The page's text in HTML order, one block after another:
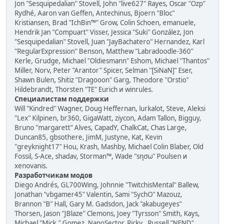
Jon "Sesquipedalian" Stovell, John "live627" Rayes, Oscar "Ozp"
Rydhé, Aaron van Geffen, Antechinus, Bjoern "Bloc"
Kristiansen, Brad "IchBin™" Grow, Colin Schoen, emanuele,
Hendrik Jan "Compuart" Visser, Jessica "Suki" González, Jon
"Sesquipedalian" Stovell, Juan "JayBachatero" Hernandez, Karl
"RegularExpression" Benson, Matthew "Labradoodle-360"
Kerle, Grudge, Michael "Oldiesmann" Eshom, Michael "Thantos"
Miller, Norv, Peter "Arantor" Spicer, Selman "[SiNaN]" Eser,
Shawn Bulen, Shitiz "Dragooon" Garg, Theodore "Orstio"
Hildebrandt, Thorsten "TE" Eurich и winrules.
Специалистам поддержки
Will "Kindred" Wagner, Doug Heffernan, lurkalot, Steve, Aleksi
"Lex" Kilpinen, br360, GigaWatt, ziycon, Adam Tallon, Bigguy,
Bruno "margarett" Alves, CapadY, ChalkCat, Chas Large,
Duncan85, gbsothere, JimM, Justyne, Kat, Kevin
"greyknight17" Hou, Krash, Mashby, Michael Colin Blaber, Old
Fossil, S-Ace, shadav, Storman™, Wade "sησω" Poulsen и
xenovanis.
Разработчикам модов
Diego Andrés, GL700Wing, Johnnie "TwitchisMental" Ballew,
Jonathan "vbgamer45" Valentin, Sami "SychO" Mazouz,
Brannon "B" Hall, Gary M. Gadsdon, Jack "akabugeyes"
Thorsen, Jason "JBlaze" Clemons, Joey "Tyrsson" Smith, Kays,